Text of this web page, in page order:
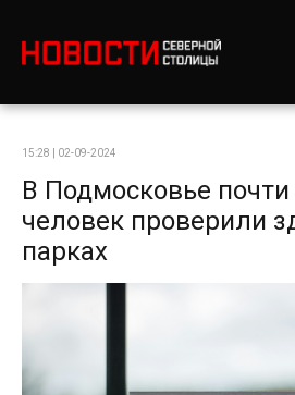
15:28 | 02-09-2024
В Подмосковье почти
человек проверили
парках